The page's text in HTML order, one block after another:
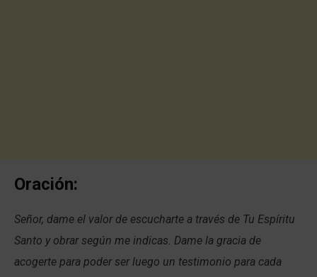
Oración:
Señor, dame el valor de escucharte a través de Tu Espíritu
Santo y obrar según me indicas. Dame la gracia de
acogerte para poder ser luego un testimonio para cada